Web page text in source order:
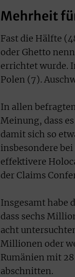
Mehrheit
Fast die Hälfte
oder Ghetto
errichtet wurde.
Polen (7).
In allen
Meinung, dass
damit sich so
insbesondere
effektivere
der Claims
Insgesamt habe
dass sechs
acht
Millionen oder
Rumänien mit
abschnitten.